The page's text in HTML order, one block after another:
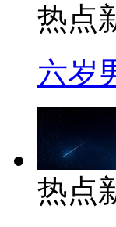
热点
六岁
热点